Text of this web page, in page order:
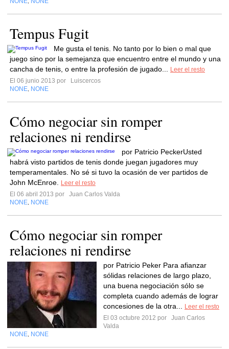
Tempus Fugit
Me gusta el tenis. No tanto por lo bien o mal que
juego sino por la semejanza que encuentro entre el mundo y una
cancha de tenis, o entre la profesión de jugado...
Leer el resto
El 06 junio 2013 por
Luiscercos
NONE NONE
Cómo negociar sin romper
relaciones ni rendirse
por Patricio PeckerUsted
habrá visto partidos de tenis donde juegan jugadores muy
temperamentales. No sé si tuvo la ocasión de ver partidos de
John McEnroe.
Leer el resto
El 06 abril 2013 por
Juan Carlos Valda
NONE NONE
Cómo negociar sin romper
relaciones ni rendirse
por Patricio Peker Para afianzar
sólidas relaciones de largo plazo,
una buena negociación sólo se
completa cuando además de lograr
concesiones de la otra...
Leer el resto
El 03 octubre 2012 por
Juan Carlos
Valda
NONE NONE